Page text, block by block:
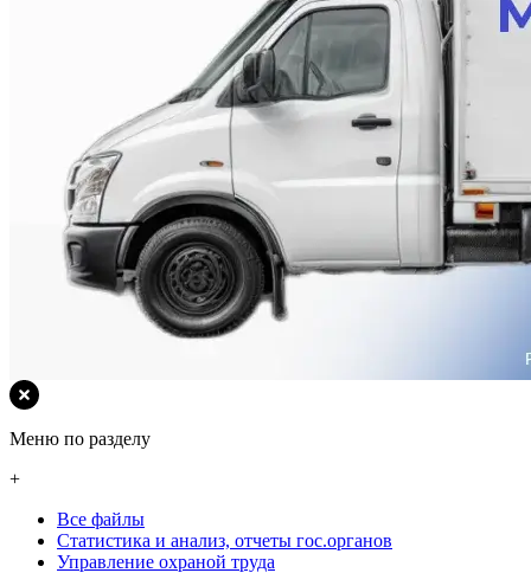
Меню по разделу
+
Все файлы
Статистика и анализ, отчеты гос.органов
Управление охраной труда